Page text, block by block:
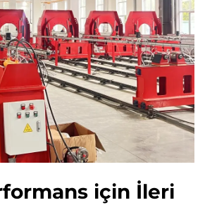
için İleri